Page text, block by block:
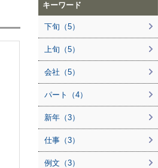
キーワード
下旬（5）
上旬（5）
会社（5）
パート（4）
新年（3）
仕事（3）
例文（3）